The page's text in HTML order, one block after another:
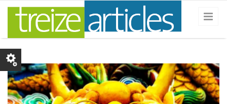
Skip to main content
dragon.png